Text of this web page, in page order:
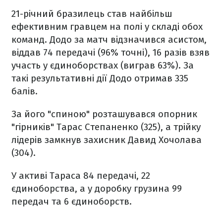
21-річний бразилець став найбільш
ефективним гравцем на полі у складі обох
команд. Додо за матч відзначився асистом,
віддав 74 передачі (96% точні), 16 разів взяв
участь у єдиноборствах (виграв 63%). За
такі результативні дії Додо отримав 335
балів.
За його "спиною" розташувався опорник
"гірників" Тарас Степаненко (325), а трійку
лідерів замкнув захисник Давид Хочолава
(304).
У активі Тараса 84 передачі, 22
єдиноборства, а у доробку грузина 99
передач та 6 єдиноборств.